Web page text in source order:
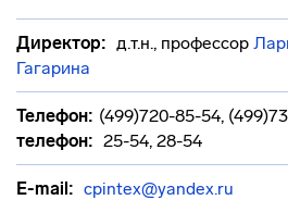
Директор: д.т.н., профессор
Гагарина
Телефон: (499)720-85-54,
телефон: 25-54, 28-54
E-mail: cpintex@yandex.ru